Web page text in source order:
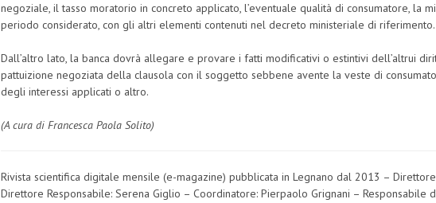
negoziale, il tasso moratorio in concreto applicato, l’eventuale qualità di consumatore, la
periodo considerato, con gli altri elementi contenuti nel decreto ministeriale di riferimento.
Dall’altro lato, la banca dovrà allegare e provare i fatti modificativi o estintivi dell’altrui
pattuizione negoziata della clausola con il soggetto sebbene avente la veste di
degli interessi applicati o altro.
(A cura di Francesca Paola Solito)
Rivista scientifica digitale mensile (e-magazine) pubblicata in Legnano dal 2013 –
Direttore Responsabile: Serena Giglio – Coordinatore: Pierpaolo Grignani – Responsabile